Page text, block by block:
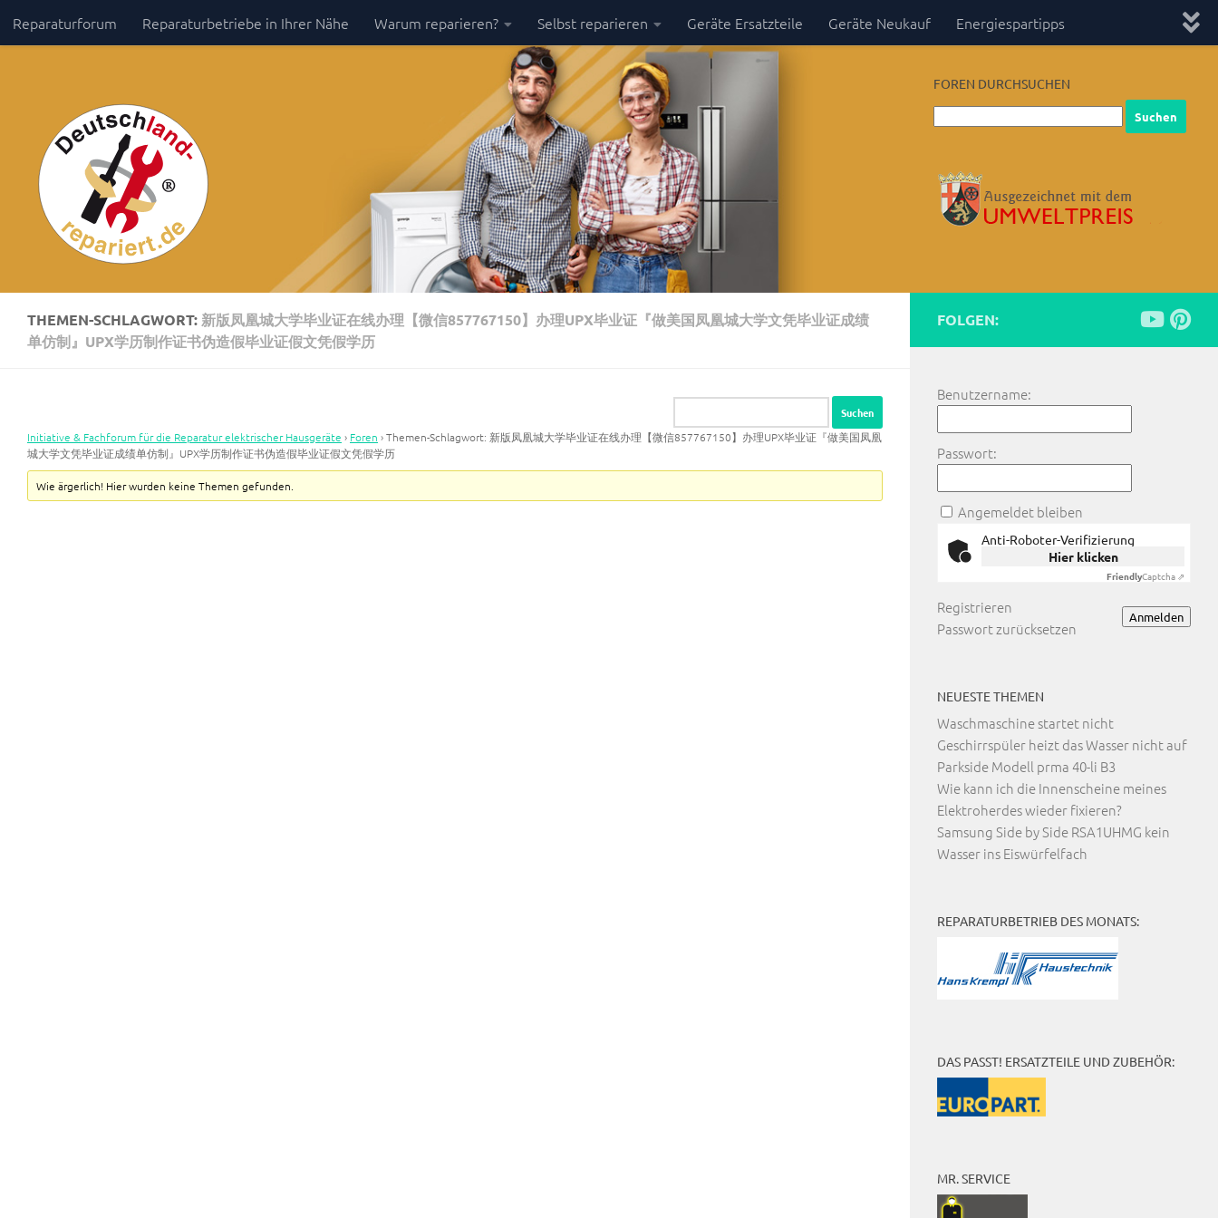
Zum Inhalt springen
Reparaturforum Reparaturbetriebe in Ihrer Nähe Warum reparieren? Selbst reparieren Geräte Ersatzteile Geräte Neukauf Energiespartipps
FOREN DURCHSUCHEN
THEMEN-SCHLAGWORT: 新版凤凰城大学毕业证在线办理【微信857767150】办理UPX毕业证『做美国凤凰城大学文凭毕业证成绩
单仿制』UPX学历制作证书伪造假毕业证假文凭假学历
Initiative & Fachforum für die Reparatur elektrischer Hausgeräte › Foren ›Themen-Schlagwort: 新版凤凰城大学毕业证在线办理【微信857767150】办理UPX毕业证『做美国凤凰
城大学文凭毕业证成绩单仿制』UPX学历制作证书伪造假毕业证假文凭假学历
Wie ärgerlich! Hier wurden keine Themen gefunden.
FOLGEN:
Benutzername:
Passwort:
Angemeldet bleiben
Anti-Roboter-Verifizierung
Hier klicken
FriendlyCaptcha ⇗
Anmelden
Registrieren
Passwort zurücksetzen
NEUESTE THEMEN
Waschmaschine startet nicht
Geschirrspüler heizt das Wasser nicht auf
Parkside Modell prma 40-li B3
Wie kann ich die Innenscheine meines
Elektroherdes wieder fixieren?
Samsung Side by Side RSA1UHMG kein
Wasser ins Eiswürfelfach
REPARATURBETRIEB DES MONATS:
DAS PASST! ERSATZTEILE UND ZUBEHÖR:
MR. SERVICE